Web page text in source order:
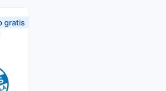
gratis